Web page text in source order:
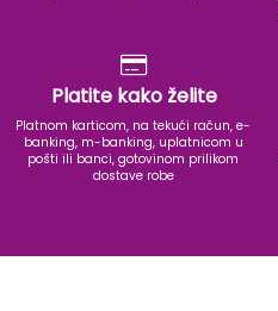
Platite kako želite
Platnom karticom, na tekući račun, e-
banking, m-banking, uplatnicom u
pošti ili banci, gotovinom prilikom
dostave robe